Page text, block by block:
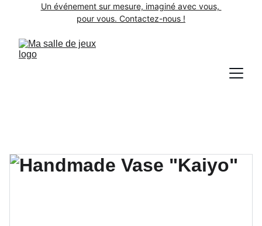
Un événement sur mesure, imaginé avec vous,
pour vous. Contactez-nous !